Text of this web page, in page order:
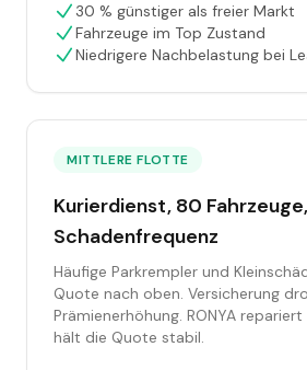
30 % günstiger als freier Markt
Fahrzeuge im Top Zustand
Niedrigere Nachbelastung bei
MITTLERE FLOTTE
Kurierdienst, 80
Schadenfrequenz
Häufige Parkrempler und
Quote nach oben. Versicherung
Prämienerhöhung. RONYA
hält die Quote stabil.